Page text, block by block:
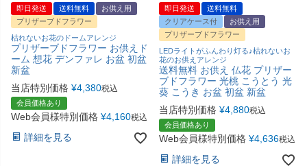
即日発送 送料無料
お供え用
プリザーブドフラワー
枯れないお花のドームアレンジ
プリザーブドフラワー お供えド
ーム 想花 デンファレ お盆 初盆
新盆
当店特別価格 ¥4,380税込
会員価格あり
Web会員様特別価格 ¥4,160税込
詳細を見る
即日発送
送料無料
クリアケース付
お供え用
プリザーブドフラワー
LEDライトがふんわり灯る♪枯れないお
花のお供えアレンジ
送料無料 お供え 仏花 プリザー
ブドフラワー 光桃 こうとう 光
葵 こうき お盆 初盆 新盆
当店特別価格 ¥4,880税込
会員価格あり
Web会員様特別価格 ¥4,636税込
詳細を見る